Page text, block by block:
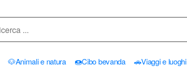
🐶Animali e natura 🍩Cibo bevanda 🚗Viaggi e luoghi